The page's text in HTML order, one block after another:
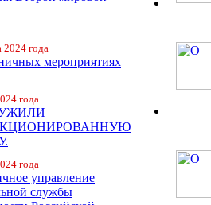
2024 года
мероприятиях
года
года
управление
службы